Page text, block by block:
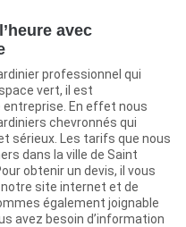
avec
professionnel qui
vert, il est
En effet nous
chevronnés qui
sérieux. Les tarifs que nous
dans la ville de Saint
obtenir un devis, il vous
notre site internet et de
également joignable
avez besoin d’information